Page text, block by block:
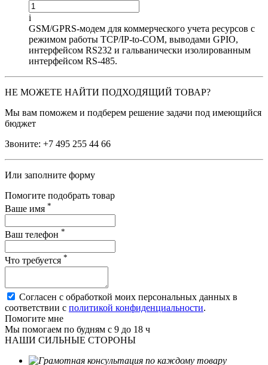
i
GSM/GPRS-модем для коммерческого учета ресурсов с
режимом работы TCP/IP-to-COM, выводами GPIO,
интерфейсом RS232 и гальванически изолированным
интерфейсом RS‑485.
НЕ МОЖЕТЕ НАЙТИ ПОДХОДЯЩИЙ ТОВАР?
Мы вам поможем и подберем решение задачи под имеющийся
бюджет
Звоните: +7 495 255 44 66
Или заполните форму
Помогите подобрать товар
Ваше имя *
Ваш телефон *
Что требуется *
Согласен с обработкой моих персональных данных в
соответствии с политикой конфиденциальности.
Помогите мне
Мы помогаем по будням с 9 до 18 ч
НАШИ СИЛЬНЫЕ СТОРОНЫ